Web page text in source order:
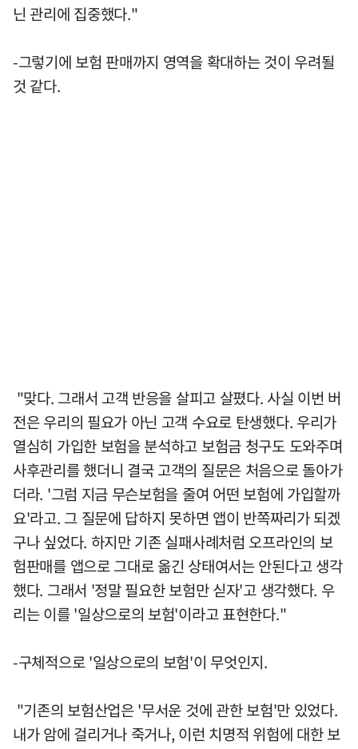
닌 관리에 집중했다."
-그렇기에 보험 판매까지 영역을 확대하는 것이 우려될
것 같다.
"맞다. 그래서 고객 반응을 살피고 살폈다. 사실 이번 버
전은 우리의 필요가 아닌 고객 수요로 탄생했다. 우리가
열심히 가입한 보험을 분석하고 보험금 청구도 도와주며
사후관리를 했더니 결국 고객의 질문은 처음으로 돌아가
더라. '그럼 지금 무슨보험을 줄여 어떤 보험에 가입할까
요'라고. 그 질문에 답하지 못하면 앱이 반쪽짜리가 되겠
구나 싶었다. 하지만 기존 실패사례처럼 오프라인의 보
험판매를 앱으로 그대로 옮긴 상태여서는 안된다고 생각
했다. 그래서 '정말 필요한 보험만 싣자'고 생각했다. 우
리는 이를 '일상으로의 보험'이라고 표현한다."
-구체적으로 '일상으로의 보험'이 무엇인지.
"기존의 보험산업은 '무서운 것에 관한 보험'만 있었다.
내가 암에 걸리거나 죽거나, 이런 치명적 위험에 대한 보